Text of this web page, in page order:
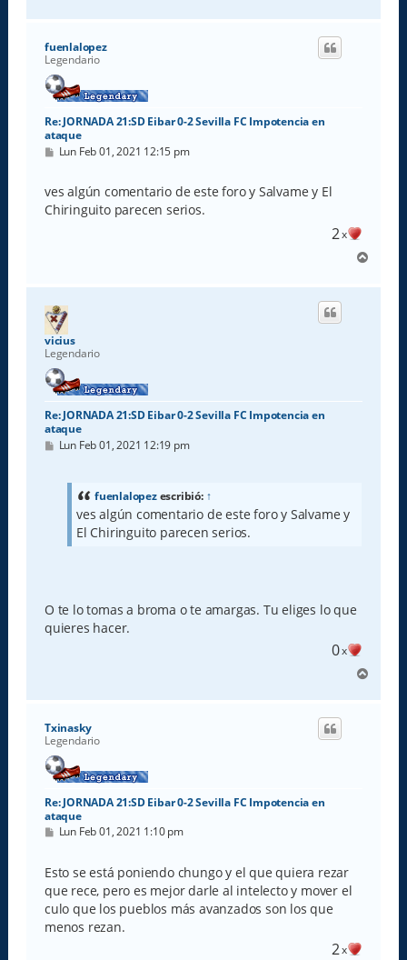
r
fuenlalopez
Legendario
Re: JORNADA 21:SD Eibar 0-2 Sevilla FC Impotencia en
ataque
M
s
a
j
Lun Feb 01, 2021 12:15 pm
ves algún comentario de este foro y Salvame y El
Chiringuito parecen serios.
2x
r
vicius
Legendario
Re: JORNADA 21:SD Eibar 0-2 Sevilla FC Impotencia en
ataque
M
Lun Feb 01, 2021 12:19 pm
fuenlalopezescribió: ↑
ves algún comentario de este foro y Salvame y
El Chiringuito parecen serios.
O te lo tomas a broma o te amargas. Tu eliges lo que
quieres hacer.
0x
r
Txinasky
Legendario
Re: JORNADA 21:SD Eibar 0-2 Sevilla FC Impotencia en
ataque
M
s
a
j
e
Lun Feb 01, 2021 1:10 pm
Esto se está poniendo chungo y el que quiera rezar
que rece, pero es mejor darle al intelecto y mover el
culo que los pueblos más avanzados son los que
menos rezan.
2x